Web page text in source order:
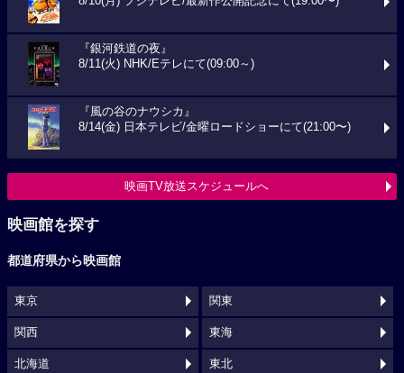
『銀河鉄道の夜』
8/11(火) NHK/Eテレにて(09:00～)
『風の谷のナウシカ』
8/14(金) 日本テレビ/金曜ロードショーにて(21:00〜)
映画TV放送スケジュールへ
映画館を探す
都道府県から映画館
東京 関東
関西 東海
北海道 東北